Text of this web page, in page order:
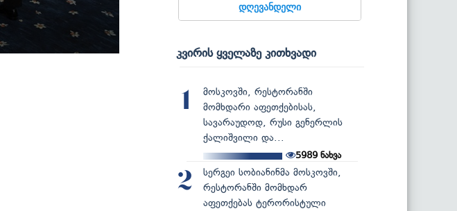
დღევანდელი
კვირის ყველაზე კითხვადი
1
მოსკოვში, რესტორანში
მომხდარი აფეთქებისას,
სავარაუდოდ, რუსი გენერლის
ქალიშვილი და...
5989 ნახვა
2
სერგეი სობიანინმა მოსკოვში,
რესტორანში მომხდარ
აფეთქებას ტერორისტული